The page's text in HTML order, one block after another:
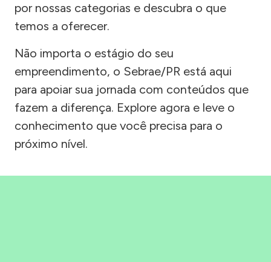
por nossas categorias e descubra o que
temos a oferecer.
Não importa o estágio do seu
empreendimento, o Sebrae/PR está aqui
para apoiar sua jornada com conteúdos que
fazem a diferença. Explore agora e leve o
conhecimento que você precisa para o
próximo nível.